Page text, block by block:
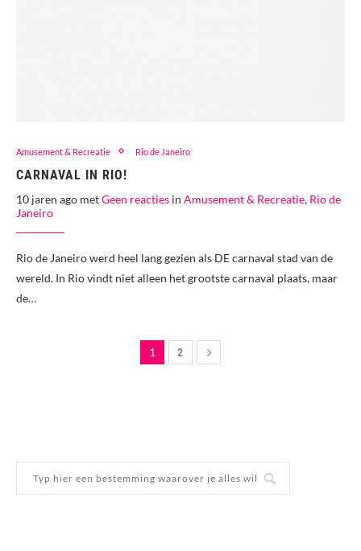
Amusement & Recreatie Rio de Janeiro
CARNAVAL IN RIO!
10 jaren ago metGeen reacties in Amusement & Recreatie, Rio de
Janeiro
Rio de Janeiro werd heel lang gezien als DE carnaval stad van de
wereld. In Rio vindt niet alleen het grootste carnaval plaats, maar
de…
1 2